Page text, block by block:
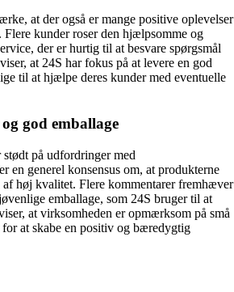
at der også er mange positive oplevelser
Flere kunder roser den hjælpsomme og
der er hurtig til at besvare spørgsmål
at 24S har fokus på at levere en god
til at hjælpe deres kunder med eventuelle
god emballage
på udfordringer med
en generel konsensus om, at produkterne
af høj kvalitet. Flere kommentarer fremhæver
emballage, som 24S bruger til at
at virksomheden er opmærksom på små
at skabe en positiv og bæredygtig